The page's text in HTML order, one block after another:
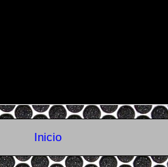
Inicio